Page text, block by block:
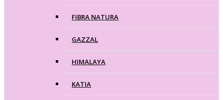
FIBRA NATURA
GAZZAL
HIMALAYA
KATIA